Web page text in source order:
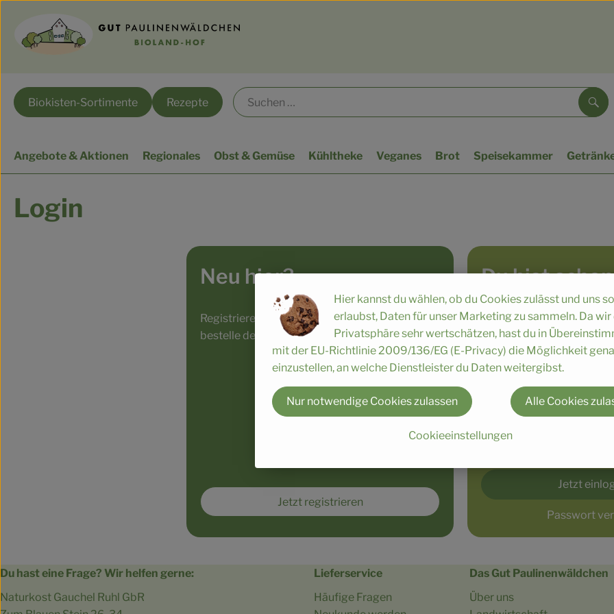
Biokisten-Sortimente Rezepte
Angebote & Aktionen Regionales Obst & Gemüse Kühltheke Veganes Brot Speisekammer
Login
Neu hier?
Registriere dich hier im Handumdrehen und
bestelle deine erste Ökokiste!
Jetzt registrieren
Du bist
Du wurdest
deine Session
einloggen.
Jetzt
Passwort
Du hast eine Frage? Wir helfen gerne:
Naturkost Gauchel Ruhl GbR
Lieferservice
Häufige Fragen
Das Gut Paulinenwäldchen
Über uns
Hier kannst du wählen, ob du Cookies zulässt und uns
erlaubst, Daten für unser Marketing zu sammeln. Da wir
Privatsphäre sehr wertschätzen, hast du in
mit der EU-Richtlinie 2009/136/EG (E-Privacy) die Möglichkeit
einzustellen, an welche Dienstleister du Daten weitergibst.
Cookieeinstellungen
Nur notwendige Cookies zulassen Alle Cookies